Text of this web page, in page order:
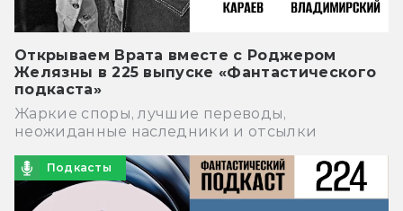
Открываем Врата вместе с Роджером
Желязны в 225 выпуске «Фантастического
подкаста»
Жаркие споры, лучшие переводы,
неожиданные наследники и отсылки
Подкасты